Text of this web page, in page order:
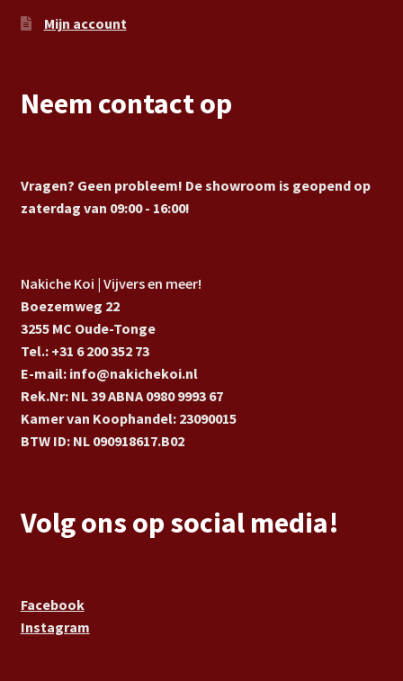
Mijn account
Neem contact op
Vragen? Geen probleem! De showroom is geopend op
zaterdag van 09:00 - 16:00!
Nakiche Koi | Vijvers en meer!
Boezemweg 22
3255 MC Oude-Tonge
Tel.: +31 6 200 352 73
E-mail: info@nakichekoi.nl
Rek.Nr: NL 39 ABNA 0980 9993 67
Kamer van Koophandel: 23090015
BTW ID: NL 090918617.B02
Volg ons op social media!
Facebook
Instagram